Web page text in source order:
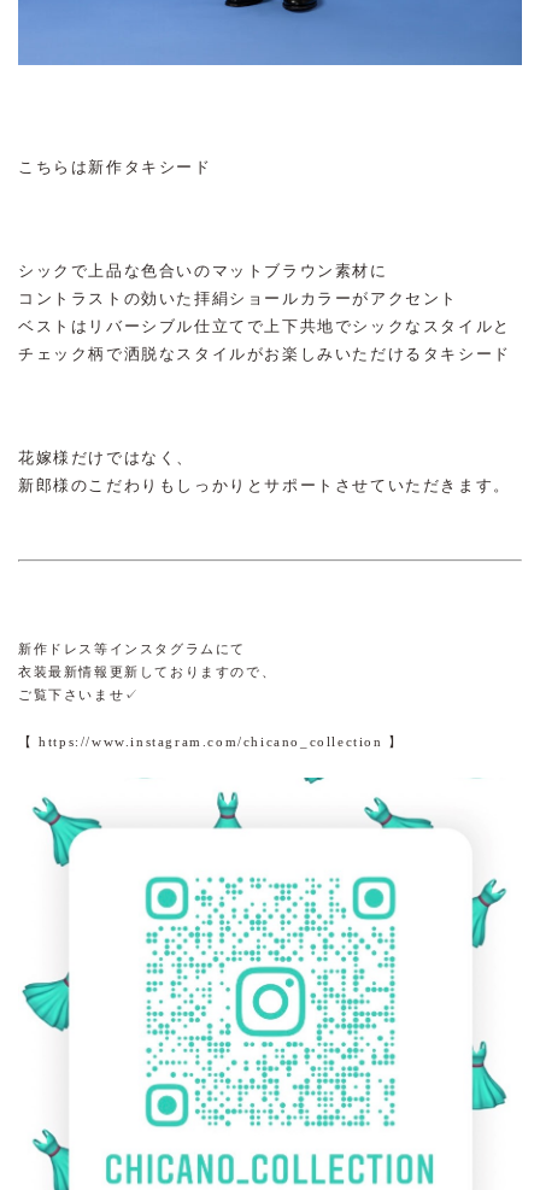
こちらは新作タキシード
シックで上品な色合いのマットブラウン素材に
コントラストの効いた拝絹ショールカラーがアクセント
ベストはリバーシブル仕立てで上下共地でシックなスタイルと
チェック柄で洒脱なスタイルがお楽しみいただけるタキシード
花嫁様だけではなく、
新郎様のこだわりもしっかりとサポートさせていただきます。
新作ドレス等インスタグラムにて
衣装最新情報更新しておりますので、
ご覧下さいませ✓
【https://www.instagram.com/chicano_collection 】